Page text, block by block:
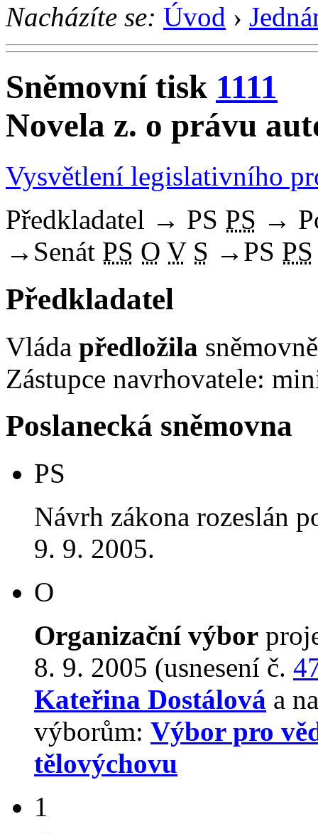
Nacházíte se: Úvod ›
Sněmovní tisk 1111
Novela z. o právu
Vysvětlení legislativního
Předkladatel → PS PS →
→ Senát PS O V S → PS PS
Předkladatel
Vláda předložila
Zástupce navrhovatele:
Poslanecká sněmovna
PS
Návrh zákona rozeslán
9. 9. 2005.
O
Organizační výbor
8. 9. 2005 (usnesení č.
Kateřina Dostálová a
výborům: Výbor pro
tělovýchovu
1